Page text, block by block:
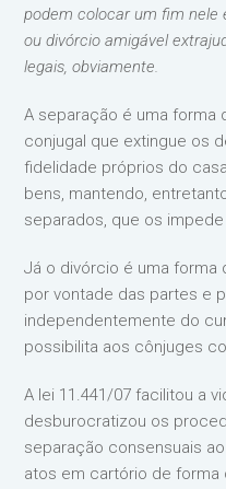
podem colocar um fim nele
ou divórcio amigável
legais, obviamente.
A separação é uma
conjugal que extingue os
fidelidade próprios do
bens, mantendo,
separados, que os
Já o divórcio é uma
por vontade das partes e
independentemente do
possibilita aos cônjuges
A lei 11.441/07 facilitou a
desburocratizou os
separação consensuais
atos em cartório de forma